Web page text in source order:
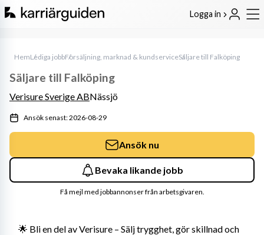
Logga in
HemLediga jobbFörsäljning, marknad & kundserviceSäljare till Falköping
🌟 Bli en del av Verisure – Sälj trygghet, gör skillnad och
Säljare till Falköping
Verisure Sverige ABNässjö
Ansök senast: 2026-08-29
Ansök nu
Bevaka likande jobb
Få mejl med jobbannonser från arbetsgivaren.